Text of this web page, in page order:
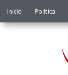
Inicio Política